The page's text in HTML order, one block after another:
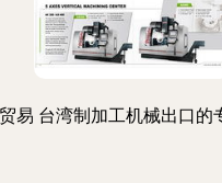
易 台湾制加工机械出口的